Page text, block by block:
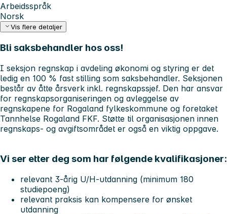
Arbeidsspråk
Norsk
Vis flere detaljer
Bli saksbehandler hos oss!
I seksjon regnskap i avdeling økonomi og styring er det
ledig en 100 % fast stilling som saksbehandler. Seksjonen
består av åtte årsverk inkl. regnskapssjef. Den har ansvar
for regnskapsorganiseringen og avleggelse av
regnskapene for Rogaland fylkeskommune og foretaket
Tannhelse Rogaland FKF. Støtte til organisasjonen innen
regnskaps- og avgiftsområdet er også en viktig oppgave.
Vi ser etter deg som har følgende kvalifikasjoner:
relevant 3-årig U/H-utdanning (minimum 180
studiepoeng)
relevant praksis kan kompensere for ønsket
utdanning